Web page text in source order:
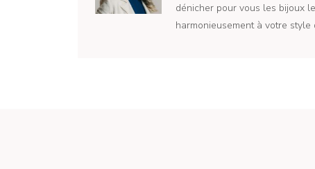
dénicher pour vous les bijoux
harmonieusement à votre style